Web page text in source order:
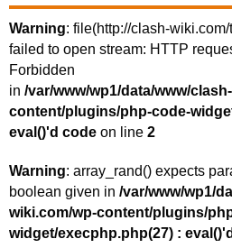
Warning: file(http://clash-
failed to open stream: HTTP
Forbidden
in /var/www/wp1/data/www/
content/plugins/php-code-
eval()'d code on line 2
Warning: array_rand() expects
boolean given in /var/www/wp1/
wiki.com/wp-content/plugins/
widget/execphp.php(27) :